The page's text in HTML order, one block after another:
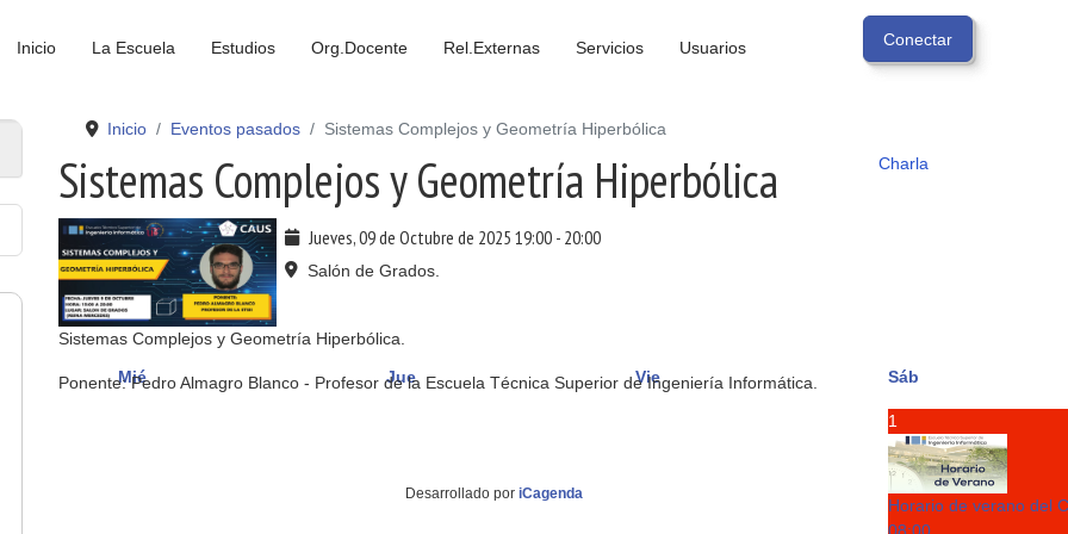
Inicio La Escuela Estudios Org.Docente Rel.Externas Servicios Usuarios
Mié Jue Vie Sáb
1
Horario de verano del
Inicio Eventos pasados Sistemas Complejos y Geometría Hiperbólica
Sistemas Complejos y Geometría Hiperbólica Charla
Jueves, 09 de Octubre de 2025 19:00- 20:00
Salón de Grados.
Sistemas Complejos y Geometría Hiperbólica.
Ponente: Pedro Almagro Blanco - Profesor de la Escuela Técnica Superior de Ingeniería Informática.
Desarrollado por iCagenda